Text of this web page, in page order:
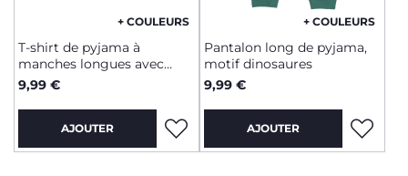
+ COULEURS
T-shirt de pyjama à
manches longues avec
dinosaure
9,99 €
AJOUTER
+ COULEURS
Pantalon long de pyjama,
motif dinosaures
9,99 €
AJOUTER